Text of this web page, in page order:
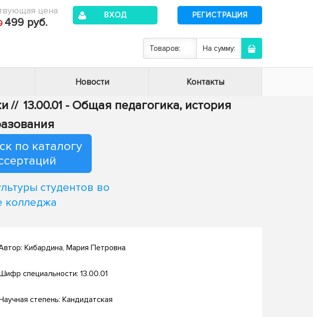
цена
499 руб.
ВХОД РЕГИСТРАЦИЯ
Товаров: На сумму:
Новости Контакты
// 13.00.01 - Общая педагогика, история
по каталогу
студентов во
колледжа
Кибардина, Мария Петровна
специальности: 13.00.01
степень: Кандидатская